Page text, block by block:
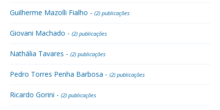
Guilherme Mazolli Fialho - (2) publicações
Giovani Machado - (2) publicações
Nathália Tavares - (2) publicações
Pedro Torres Penha Barbosa - (2) publicações
Ricardo Gorini - (2) publicações